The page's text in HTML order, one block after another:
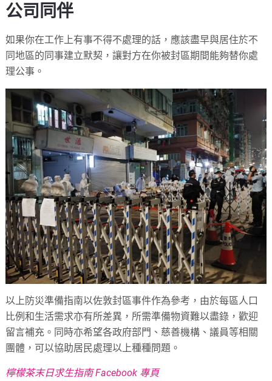
公司同伴
如果你在工作上有事不得不處理的話，應該盡早與居住於不
同地區的同事建立默契，讓對方在你被封區期間能夠替你處
理公事。
以上防災準備指南以佐敦封區事件作為參考，由於每區人口
比例和生活需求亦有所差異，所需準備物資難以盡錄，歡迎
留言補充。同時亦希望各政府部門、慈善機構、議員等相關
團體，可以協助居民處理以上種種問題。
檸檬茶末日求生指南 Facebook 專頁